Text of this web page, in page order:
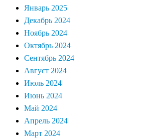
Январь 2025
Декабрь 2024
Ноябрь 2024
Октябрь 2024
Сентябрь 2024
Август 2024
Июль 2024
Июнь 2024
Май 2024
Апрель 2024
Март 2024